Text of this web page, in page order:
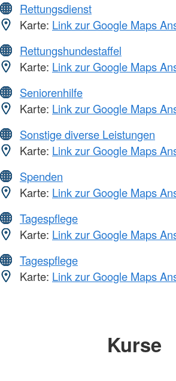
Rettungsdienst
Karte: Link zur Google Maps
Rettungshundestaffel
Karte: Link zur Google Maps
Seniorenhilfe
Karte: Link zur Google Maps
Sonstige diverse Leistungen
Karte: Link zur Google Maps
Spenden
Karte: Link zur Google Maps
Tagespflege
Karte: Link zur Google Maps
Tagespflege
Karte: Link zur Google Maps
Kurse